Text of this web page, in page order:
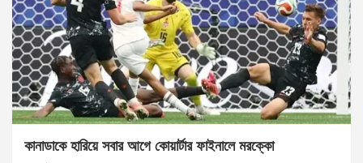
কানাডাকে হারিয়ে সবার আগে কোয়ার্টার ফাইনালে মরক্কো